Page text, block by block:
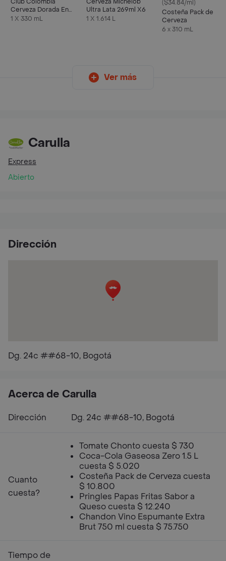
Cerveza Dorada En
Lata 330 ML X6 Unds
1 X 330 mL
Ultra Lata 269ml X6
1 X 1.614 L
($34.84/ml)
Costeña Pack de
Cerveza
6 x 310 mL
Ver más
Carulla
Express
Abierto
Dirección
Dg. 24c ##68-10, Bogotá
Acerca de Carulla
Dirección Dg. 24c ##68-10, Bogotá
Cuanto
cuesta?
Tomate Chonto cuesta $ 730
Coca-Cola Gaseosa Zero 1.5 L
cuesta $ 5.020
Costeña Pack de Cerveza cuesta
$ 10.800
Pringles Papas Fritas Sabor a
Queso cuesta $ 12.240
Chandon Vino Espumante Extra
Brut 750 ml cuesta $ 75.750
Tiempo de